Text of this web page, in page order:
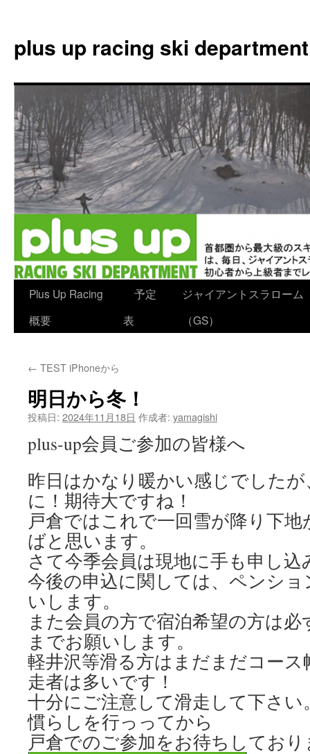
plus up racing ski department
ン
ン
へ
ス
キ
ッ
プ
Plus Up Racing
概要
予定
表
ジャイアントスラローム
（GS）
← TEST iPhoneから
明日から冬！
投稿日: 2024年11月18日 作成者: yamagishi
plus-up会員ご参加の皆様へ
昨日はかなり暖かい感じでした
に！期待大ですね！
戸倉ではこれで一回雪が降り下
ばと思います。
さて今季会員は現地に手も申し込
今後の申込に関しては、ペンシ
いします。
また会員の方で宿泊希望の方は
までお願いします。
軽井沢等滑る方はまだまだコー
走者は多いです！
十分にご注意して滑走して下さ
慣らしを行っってから
戸倉でのご参加をお待ちしてお